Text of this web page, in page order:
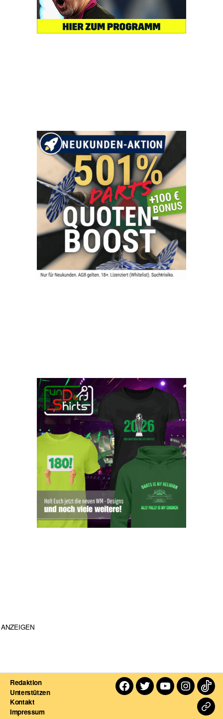
ANZEIGEN
Redaktion
Unterstützen
Kontakt
Impressum
Facebook
TwitterYoutube